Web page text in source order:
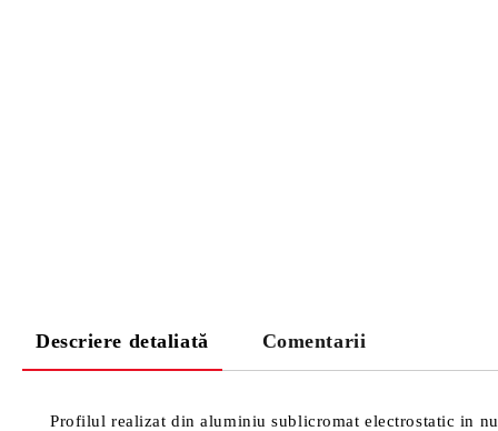
Descriere detaliată Comentarii
Profilul realizat din aluminiu sublicromat electrostatic in